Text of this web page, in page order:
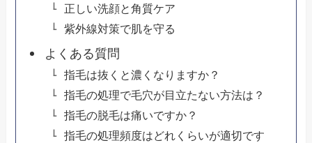
正しい洗顔と角質ケア
紫外線対策で肌を守る
よくある質問
指毛は抜くと濃くなりますか？
指毛の処理で毛穴が目立たない方法は？
指毛の脱毛は痛いですか？
指毛の処理頻度はどれくらいが適切です